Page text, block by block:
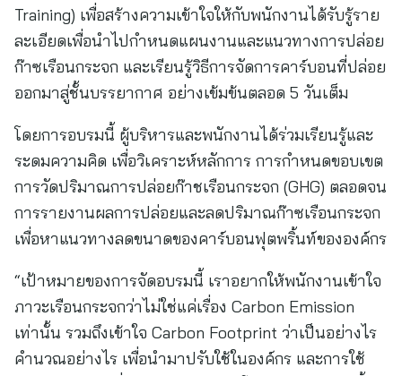
Training) เพื่อสร้างความเข้าใจให้กับพนักงานได้รับรู้ราย
ละเอียดเพื่อนำไปกำหนดแผนงานและแนวทางการปล่อย
ก๊าซเรือนกระจก และเรียนรู้วิธีการจัดการคาร์บอนที่ปล่อย
ออกมาสู่ชั้นบรรยากาศ อย่างเข้มข้นตลอด 5 วันเต็ม
โดยการอบรมนี้ ผู้บริหารและพนักงานได้ร่วมเรียนรู้และ
ระดมความคิด เพื่อวิเคราะห์หลักการ การกำหนดขอบเขต
การวัดปริมาณการปล่อยก๊าชเรือนกระจก (GHG) ตลอดจน
การรายงานผลการปล่อยและลดปริมาณก๊าซเรือนกระจก
เพื่อหาแนวทางลดขนาดของคาร์บอนฟุตพริ้นท์ขององค์กร
“เป้าหมายของการจัดอบรมนี้ เราอยากให้พนักงานเข้าใจ
ภาวะเรือนกระจกว่าไม่ใช่แค่เรื่อง Carbon Emission
เท่านั้น รวมถึงเข้าใจ Carbon Footprint ว่าเป็นอย่างไร
คำนวณอย่างไร เพื่อนำมาปรับใช้ในองค์กร และการใช้